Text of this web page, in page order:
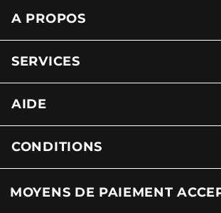
A PROPOS
SERVICES
AIDE
CONDITIONS
MOYENS DE PAIEMENT